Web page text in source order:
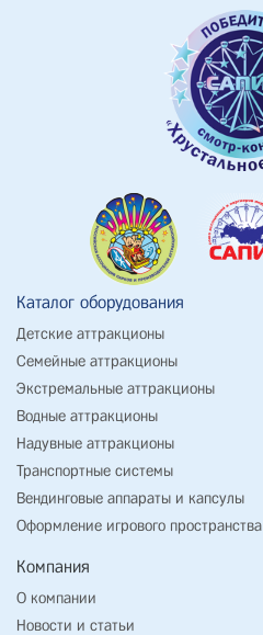
Каталог оборудования
Детские аттракционы
Семейные аттракционы
Экстремальные аттракционы
Водные аттракционы
Надувные аттракционы
Транспортные системы
Вендинговые аппараты и капсулы
Оформление игрового пространства
Компания
О компании
Новости и статьи